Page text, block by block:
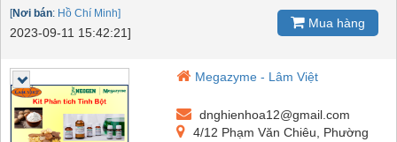
[Nơi bán: Hồ Chí Minh]
2023-09-11 15:42:21]
Mua hàng
Megazyme - Lâm Việt
dnghienhoa12@gmail.com
4/12 Phạm Văn Chiêu, Phường